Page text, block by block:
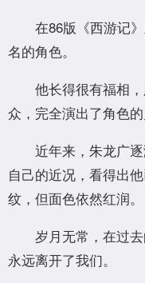
在86版《西游记
名的角色。
他长得很有福相
众，完全演出了角色的
近年来，朱龙广
自己的近况，看得出
纹，但面色依然红润。
岁月无常，在过
永远离开了我们。